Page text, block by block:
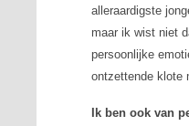
alleraardigste
maar ik wist niet
persoonlijke
ontzettende klote
Ik ben ook van